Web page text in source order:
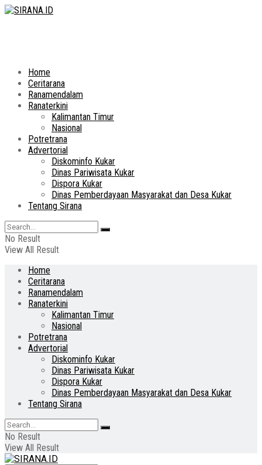
Home
Ceritarana
Ranamendalam
Ranaterkini
Kalimantan Timur
Nasional
Potretrana
Advertorial
Diskominfo Kukar
Dinas Pariwisata Kukar
Dispora Kukar
Dinas Pemberdayaan Masyarakat dan Desa Kukar
Tentang Sirana
No Result
View All Result
Home
Ceritarana
Ranamendalam
Ranaterkini
Kalimantan Timur
Nasional
Potretrana
Advertorial
Diskominfo Kukar
Dinas Pariwisata Kukar
Dispora Kukar
Dinas Pemberdayaan Masyarakat dan Desa Kukar
Tentang Sirana
No Result
View All Result